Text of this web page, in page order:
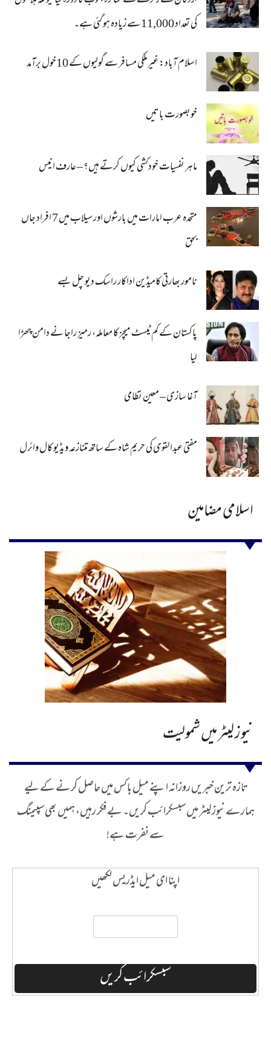
کی تعداد 11,000 سے زیادہ ہو گئی ہے۔
اسلام آباد: غیرملکی مسافر سے گولیوں کے 10خول برآمد
خوبصورت باتیں
ماہر نفسیات خودکشی کیوں کرتے ہیں؟ – عارف انیس
متحدہ عرب امارات میں بارشوں اور سیلاب میں 7 افراد جاں
بحق
نامور بھارتی کامیڈین اداکار راسک دیو چل بسے
پاکستان کے کم ٹیسٹ میچز کا معاملہ، رمیز راجا نے دامن چھڑا
لیا
آغا سازی – معین نظامی
مفتی عبدالقوی کی حریم شاہ کے ساتھ متنازعہ ویڈیو کال وائرل
اسلامی مضامین
نیوز لیٹر میں شمولیت
تازہ ترین خبریں روزانہ اپنے میل باکس میں حاصل کرنے کے لیے
ہمارے نیوز لیٹر میں سبسکرائب کریں۔ بے فکر رہیں، ہمیں بھی سپیمنگ
سے نفرت ہے!
اپنا ای میل ایڈریس لکھیں